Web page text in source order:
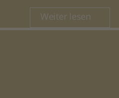
Weiter lesen